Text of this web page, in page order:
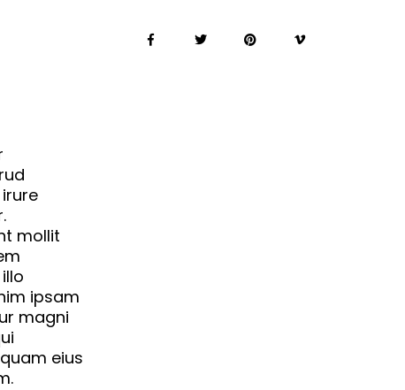
mollit
ipsam
magni
eius